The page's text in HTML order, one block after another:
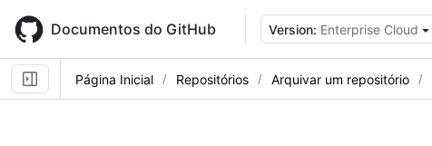
main
content
Documentos do GitHub Version: Enterprise Cloud
Página Inicial Repositórios Arquivar um repositório